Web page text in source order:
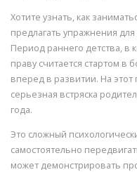
Хотите узнать, как
предлагать упражнения
Период раннего детства,
праву считается стартом
вперед в развитии. На
серьезная встряска
года.
Это сложный
самостоятельно
может демонстрировать